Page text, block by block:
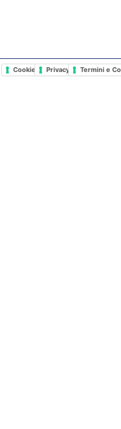
Cookie PolicyPrivacy PolicyTermini e